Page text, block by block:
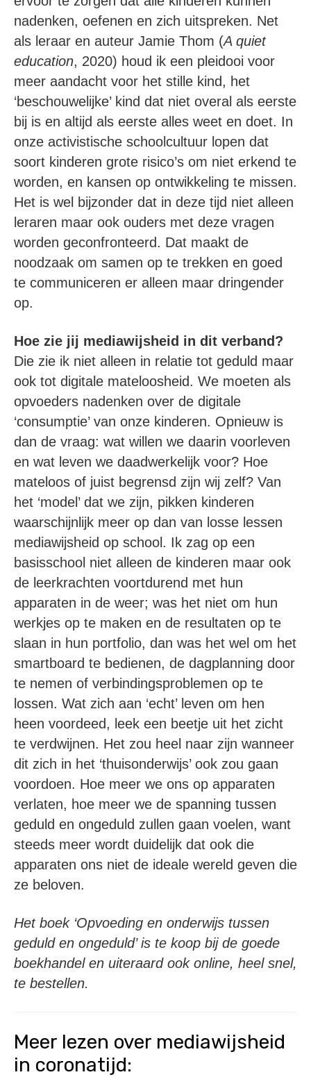
nadenken, oefenen en zich uitspreken. Net
als leraar en auteur Jamie Thom (A quiet
education, 2020) houd ik een pleidooi voor
meer aandacht voor het stille kind, het
‘beschouwelijke’ kind dat niet overal als eerste
bij is en altijd als eerste alles weet en doet. In
onze activistische schoolcultuur lopen dat
soort kinderen grote risico’s om niet erkend te
worden, en kansen op ontwikkeling te missen.
Het is wel bijzonder dat in deze tijd niet alleen
leraren maar ook ouders met deze vragen
worden geconfronteerd. Dat maakt de
noodzaak om samen op te trekken en goed
te communiceren er alleen maar dringender
op.
Hoe zie jij mediawijsheid in dit verband?
Die zie ik niet alleen in relatie tot geduld maar
ook tot digitale mateloosheid. We moeten als
opvoeders nadenken over de digitale
‘consumptie’ van onze kinderen. Opnieuw is
dan de vraag: wat willen we daarin voorleven
en wat leven we daadwerkelijk voor? Hoe
mateloos of juist begrensd zijn wij zelf? Van
het ‘model’ dat we zijn, pikken kinderen
waarschijnlijk meer op dan van losse lessen
mediawijsheid op school. Ik zag op een
basisschool niet alleen de kinderen maar ook
de leerkrachten voortdurend met hun
apparaten in de weer; was het niet om hun
werkjes op te maken en de resultaten op te
slaan in hun portfolio, dan was het wel om het
smartboard te bedienen, de dagplanning door
te nemen of verbindingsproblemen op te
lossen. Wat zich aan ‘echt’ leven om hen
heen voordeed, leek een beetje uit het zicht
te verdwijnen. Het zou heel naar zijn wanneer
dit zich in het ‘thuisonderwijs’ ook zou gaan
voordoen. Hoe meer we ons op apparaten
verlaten, hoe meer we de spanning tussen
geduld en ongeduld zullen gaan voelen, want
steeds meer wordt duidelijk dat ook die
apparaten ons niet de ideale wereld geven die
ze beloven.
Het boek ‘Opvoeding en onderwijs tussen
geduld en ongeduld’ is te koop bij de goede
boekhandel en uiteraard ook online, heel snel,
te bestellen.
Meer lezen over mediawijsheid
in coronatijd: